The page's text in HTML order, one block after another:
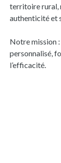
territoire rural,
authenticité et
Notre mission
personnalisé,
l’efficacité.